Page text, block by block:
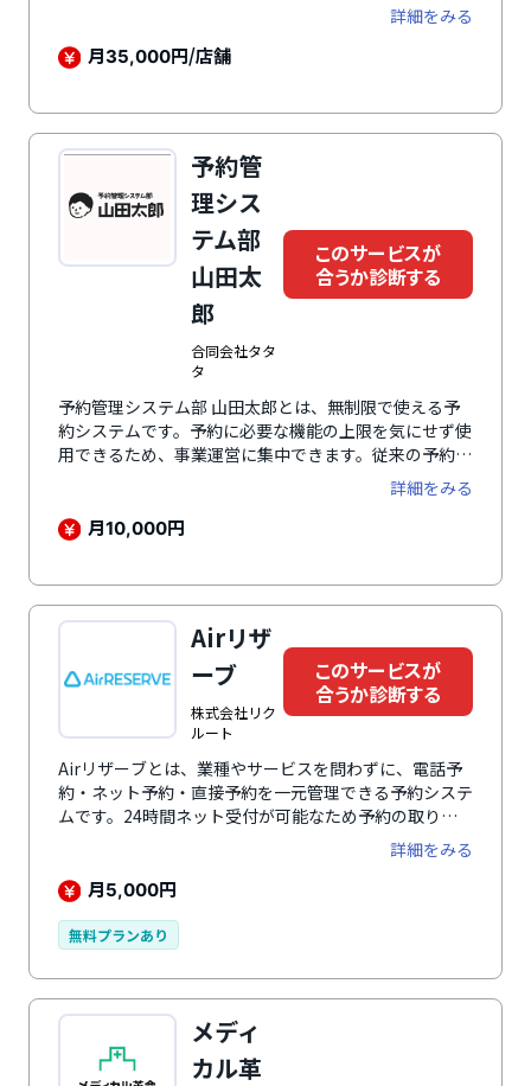
スクール管理など施設運営の基盤システムを網羅してい
ます。会員管理、店舗運営に関する業務をシステム化で
きるため、事務作業に費やしていた時間を削減。現場業
詳細をみる
月35,000円/店舗
予約管
理シス
テム部
山田太
郎
合同会社タタ
タ
このサービスが
合うか診断する
予約管理システム部 山田太郎とは、無制限で使える予
約システムです。予約に必要な機能の上限を気にせず使
用できるため、事業運営に集中できます。従来の予約管
理システムではトレーナー（講師）と時間の予約ができ
てもエリア（実施場所）の確保までは対応していないこ
とがあり、トレーナーが別途エリアを確保する必要があ
利用される顧客向けの体験予約スケジュール機能では、
レッスンプログラムに会員価格、ゲスト価格（非会員）
の設定が可能です。予約スケジュール表も会員用・ゲス
ト用で表示を切り分けられます。離脱を防ぎ、次の予約
へ繋げるフォローメッセージ機能も搭載しており、レッ
スン終了後にフォローメッセージを簡単に送信可能で
す。ユーザーはマイページ上でメッセージを確認できる
ので、トレーナーとの繋がりを深め、エンゲージメント
向上に繋がります。ほかにも多彩な機能を搭載していま
詳細をみる
月10,000円
Airリザ
ーブ
株式会社リク
ルート
このサービスが
合うか診断する
Airリザーブとは、業種やサービスを問わずに、電話予
約・ネット予約・直接予約を一元管理できる予約システ
ムです。24時間ネット受付が可能なため予約の取りこ
ぼしを防ぎ、店舗の予約数の最大化や売上向上に貢献し
ます。「低コスト」と「使いやすさ」が特徴で、月額
5,500円 （税込）から利用できます。また、無償のオン
が可能です。（※プランによって利用可能なサポートが
い。）
詳細をみる
月5,000円
無料プランあり
メディ
カル革